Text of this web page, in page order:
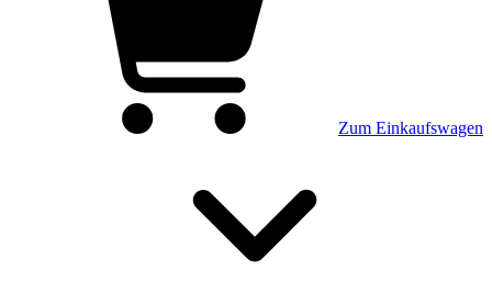
Zum Einkaufswagen